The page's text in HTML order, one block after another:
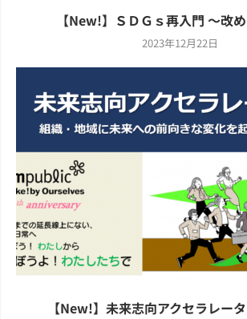
【New!】ＳＤＧｓ再入門 ～改
2023年12月22日
【New!】未来志向アクセラレー